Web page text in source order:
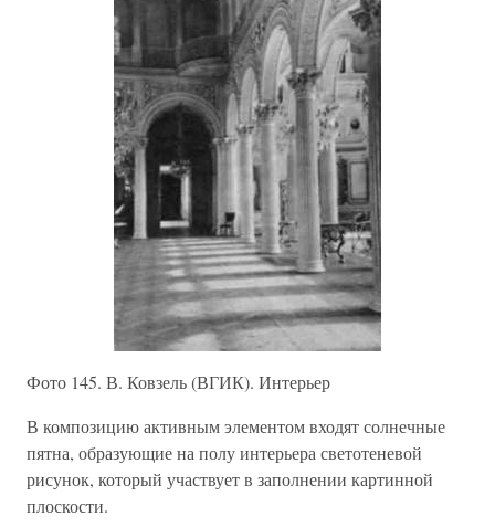
Фото 145. В. Ковзель (ВГИК). Интерьер
В композицию активным элементом входят солнечные
пятна, образующие на полу интерьера светотеневой
рисунок, который участвует в заполнении картинной
плоскости.